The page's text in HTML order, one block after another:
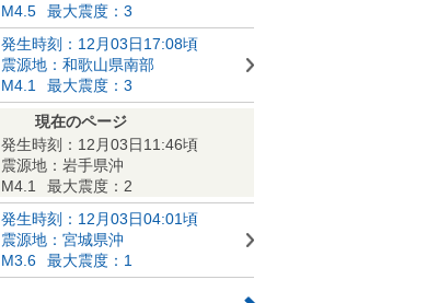
M4.5
最大震度：3
発生時刻：12月03日17:08頃
震源地：和歌山県南部
M4.1
最大震度：3
現在のページ
発生時刻：12月03日11:46頃
震源地：岩手県沖
M4.1
最大震度：2
発生時刻：12月03日04:01頃
震源地：宮城県沖
M3.6
最大震度：1